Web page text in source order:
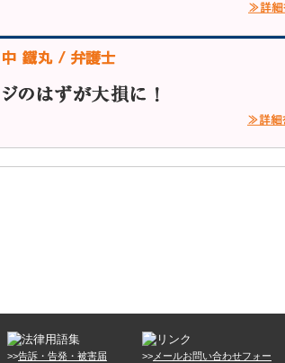
>>告訴・告発・被害届 >> メールお問い合わせフォー